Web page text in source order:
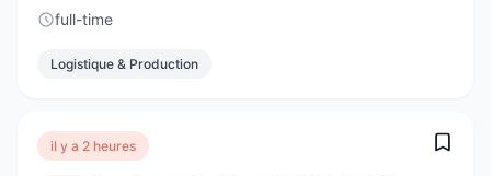
full-time
Logistique & Production
il y a 2 heures